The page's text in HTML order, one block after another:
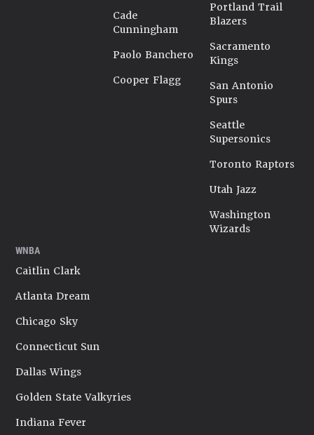
Cade
Cunningham
Paolo Banchero
Cooper Flagg
Portland Trail
Blazers
Sacramento
Kings
San Antonio
Spurs
Seattle
Supersonics
Toronto Raptors
Utah Jazz
Washington
Wizards
WNBA
Caitlin Clark
Atlanta Dream
Chicago Sky
Connecticut Sun
Dallas Wings
Golden State Valkyries
Indiana Fever